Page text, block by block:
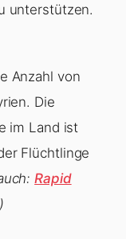
unterstützen.
Anzahl von
Die
im Land ist
Flüchtlinge
Rapid
)